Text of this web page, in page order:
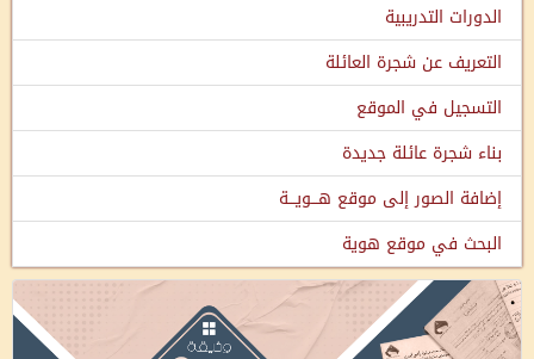
الدورات التدريبية
التعريف عن شجرة العائلة
التسجيل في الموقع
بناء شجرة عائلة جديدة
إضافة الصور إلى موقع هـــويـــة
البحث في موقع هوية